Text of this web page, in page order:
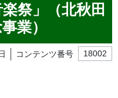
祭」（北秋田
業）
コンテンツ番号 18002